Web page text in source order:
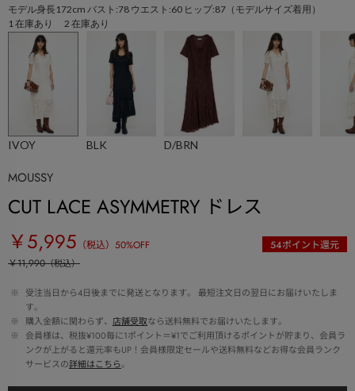
モデル身長172cm バスト:78 ウエスト:60 ヒップ:87（モデルサイズ着用）
1 在庫あり 2 在庫あり
IVOY BLK D/BRN
MOUSSY
CUT LACE ASYMMETRY ドレス
￥5,995 （税込） 50%OFF 54ポイント還元
￥11,990（税込）
※
受注当日から4日後までに発送となります。 最短注文日の翌日にお届けいたしま
す。
※
購入金額に関わらず、 店舗受取なら送料無料でお届けいたします。
※
会員様は、税抜¥100毎に1ポイント＝¥1でご利用頂けるポイントが貯まり、会員ラ
ンクが上がると還元率もUP！会員様限定セールや送料無料などお得な会員ランク
サービスの詳細はこちら。